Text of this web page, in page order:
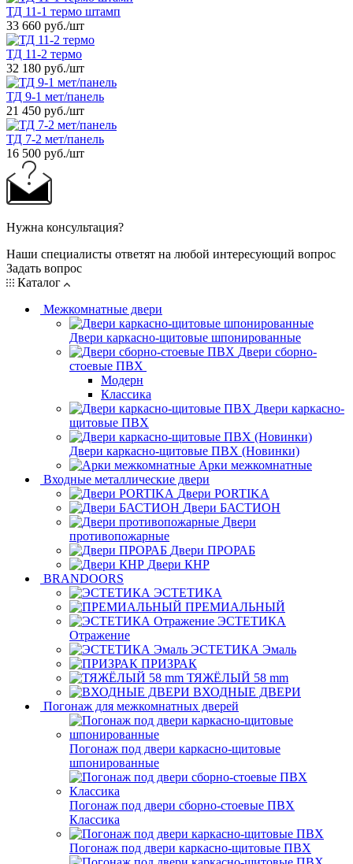
ТД 11-1 термо штамп
33 660 руб./шт
ТД 11-2 термо
32 180 руб./шт
ТД 9-1 мет/панель
21 450 руб./шт
ТД 7-2 мет/панель
16 500 руб./шт
Нужна консультация?
Наши специалисты ответят на любой интересующий вопрос
Задать вопрос
Каталог
Межкомнатные двери
Двери каркасно-щитовые шпонированные
Двери сборно-
стоевые ПВХ
Модерн
Классика
Двери каркасно-
щитовые ПВХ
Двери каркасно-щитовые ПВХ (Новинки)
Арки межкомнатные
Входные металлические двери
Двери PORTIKA
Двери БАСТИОН
Двери
противопожарные
Двери ПРОРАБ
Двери КНР
BRANDOORS
ЭСТЕТИКА
ПРЕМИАЛЬНЫЙ
ЭСТЕТИКА
Отражение
ЭСТЕТИКА Эмаль
ПРИЗРАК
ТЯЖЁЛЫЙ 58 mm
ВХОДНЫЕ ДВЕРИ
Погонаж для межкомнатных дверей
Погонаж под двери каркасно-щитовые
шпонированные
Погонаж под двери сборно-стоевые ПВХ
Классика
Погонаж под двери каркасно-щитовые ПВХ